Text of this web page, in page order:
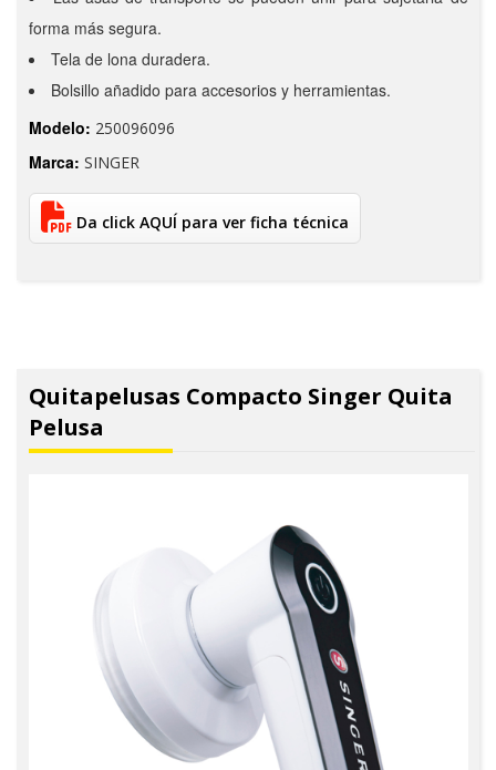
forma más segura.
Tela de lona duradera.
Bolsillo añadido para accesorios y herramientas.
Modelo: 250096096
Marca: SINGER
Da click AQUÍ para ver ficha técnica
Quitapelusas Compacto Singer Quita
Pelusa